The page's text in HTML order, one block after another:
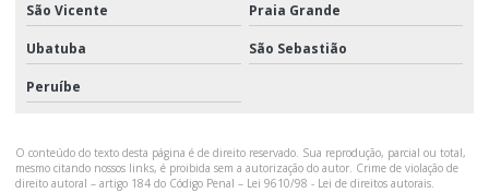
São Vicente Praia Grande
Ubatuba São Sebastião
Peruíbe
O conteúdo do texto desta página é de direito reservado. Sua reprodução, parcial ou total,
mesmo citando nossos links, é proibida sem a autorização do autor. Crime de violação de
direito autoral – artigo 184 do Código Penal – Lei 9610/98 - Lei de direitos autorais.